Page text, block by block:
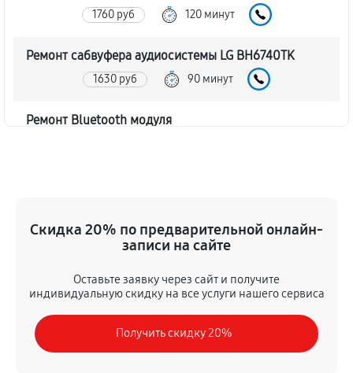
1760 руб 120 минут
Ремонт сабвуфера аудиосистемы LG BH6740TK
1630 руб 90 минут
Ремонт Bluetooth модуля
Замена шлейфа аудиосистемы LG BH6740TK
50 минут
Замена разъема питания
650 руб 40 минут
Скидка 20% по предварительной онлайн-
записи на сайте
Оставьте заявку через сайт и получите
индивидуальную скидку на все услуги нашего сервиса
Получить скидку 20%